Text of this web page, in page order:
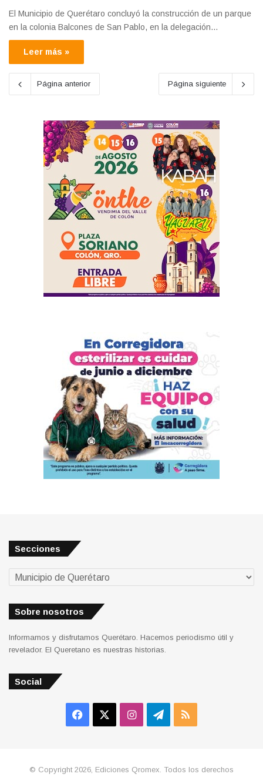
El Municipio de Querétaro concluyó la construcción de un parque
en la colonia Balcones de San Pablo, en la delegación…
Leer más »
Página anterior Página siguiente
Secciones
Secciones
Sobre nosotros
Informamos y disfrutamos Querétaro. Hacemos periodismo útil y
revelador. El Queretano es nuestras historias.
Social
Facebook InstagramTelegram
RSS
© Copyright 2026, Ediciones Qromex. Todos los derechos